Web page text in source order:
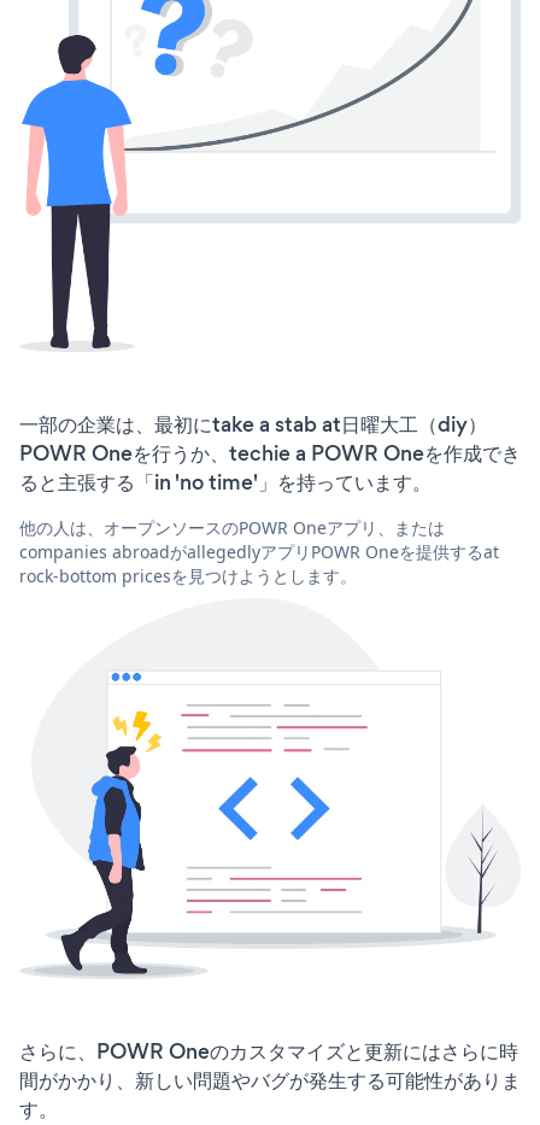
一部の企業は、最初にtake a stab at日曜大工（diy）
POWR Oneを行うか、techie a POWR Oneを作成でき
ると主張する「in 'no time'」を持っています。
他の人は、オープンソースのPOWR Oneアプリ、または
companies abroadがallegedlyアプリPOWR Oneを提供するat
rock-bottom pricesを見つけようとします。
さらに、POWR Oneのカスタマイズと更新にはさらに時
間がかかり、新しい問題やバグが発生する可能性がありま
す。